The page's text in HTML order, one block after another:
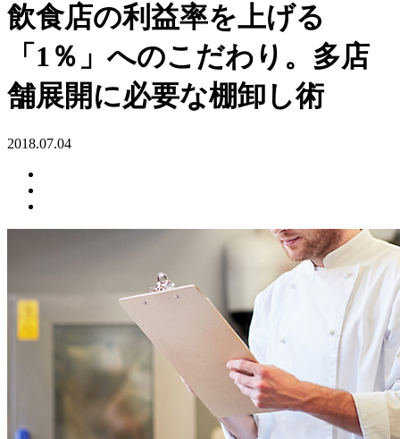
飲食店の利益率を上げる
「1％」へのこだわり。多店
舗展開に必要な棚卸し術
2018.07.04